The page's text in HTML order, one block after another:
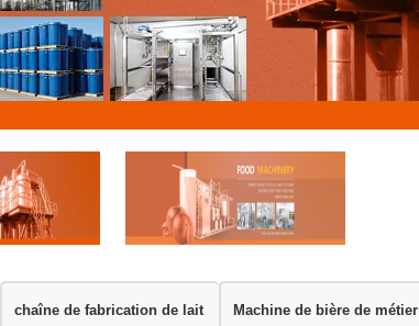
chaîne de fabrication de lait Machine de bière de métier